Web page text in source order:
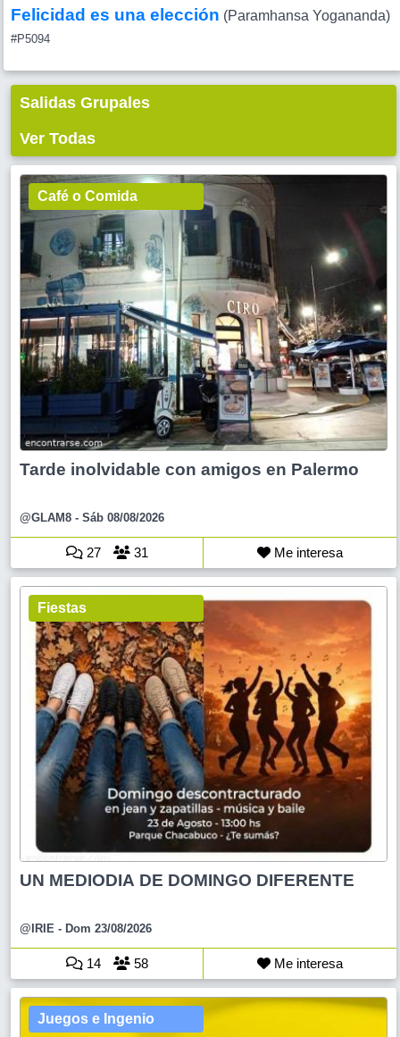
Felicidad es una elección (Paramhansa Yogananda)
#P5094
Salidas Grupales
Ver Todas
Café o Comida
Tarde inolvidable con amigos en Palermo
@GLAM8 - Sáb 08/08/2026
27 31 Me interesa
Fiestas
UN MEDIODIA DE DOMINGO DIFERENTE
@IRIE - Dom 23/08/2026
14 58 Me interesa
Juegos e Ingenio